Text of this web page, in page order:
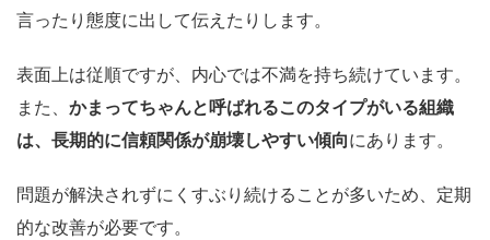
言ったり態度に出して伝えたりします。
表面上は従順ですが、内心では不満を持ち続けています。
また、 かまってちゃんと呼ばれるこのタイプがいる組織
は、長期的に信頼関係が崩壊しやすい傾向にあります。
問題が解決されずにくすぶり続けることが多いため、定期
的な改善が必要です。